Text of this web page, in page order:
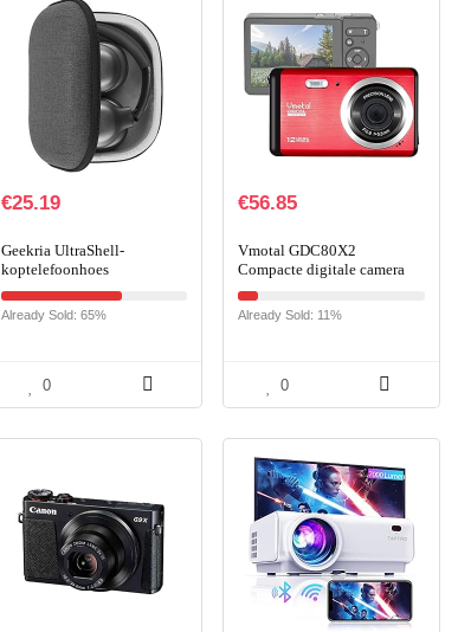
€25.19
Geekria UltraShell-
koptelefoonhoes
Compatibel met JBL Tour
ONE, Live 650 BTNC,
TUNE 750, Live 500BT,
Already Sold: 65%
0
€56.85
Vmotal GDC80X2
Compacte digitale camera
met 8x digitale zoom / 20
MP/FHD compactcamera /
2,8″ TFT LCD-schermcamera
mensen (Rood)
Already Sold: 11%
0